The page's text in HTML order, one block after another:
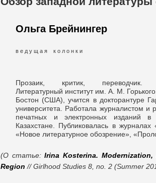
Ольга Брейнингер
в е д у щ а я к о л о н к и
Прозаик, критик, переводчик.
Литературный институт им. А. М.
Бостон (США), учится в докторантуре
университета. Работала журналистом и
печатных и электронных изданий
Казахстане. Публиковалась в журналах
«Новое литературное обозрение»,
(О статье:Irina Kosterina.
Region // Girlhood Studies 8, no. 2 (Summer